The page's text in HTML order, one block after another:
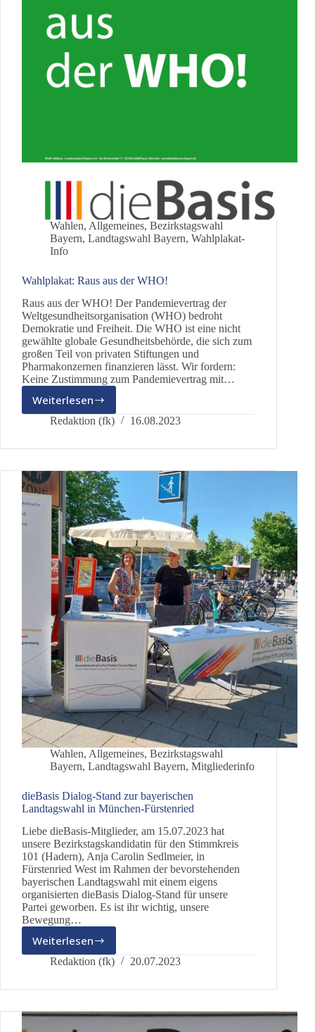
Wahlen, Allgemeines, Bezirkstagswahl
Bayern, Landtagswahl Bayern, Wahlplakat-
Info
Wahlplakat: Raus aus der WHO!
Raus aus der WHO! Der Pandemievertrag der
Weltgesundheitsorganisation (WHO) bedroht
Demokratie und Freiheit. Die WHO ist eine nicht
gewählte globale Gesundheitsbehörde, die sich zum
großen Teil von privaten Stiftungen und
Pharmakonzernen finanzieren lässt. Wir fordern:
Keine Zustimmung zum Pandemievertrag mit…
WeiterlesenWahlplakat:
Raus
der
Redaktion (fk) 16.08.2023
Wahlen, Allgemeines, Bezirkstagswahl
Bayern, Landtagswahl Bayern, Mitgliederinfo
dieBasis Dialog-Stand zur bayerischen
Landtagswahl in München-Fürstenried
Liebe dieBasis-Mitglieder, am 15.07.2023 hat
unsere Bezirkstagskandidatin für den Stimmkreis
101 (Hadern), Anja Carolin Sedlmeier, in
Fürstenried West im Rahmen der bevorstehenden
bayerischen Landtagswahl mit einem eigens
organisierten dieBasis Dialog-Stand für unsere
Partei geworben. Es ist ihr wichtig, unsere
Bewegung…
Weiterlesen
dieBasis
Dialog-
zur
Landtagswahl
Redaktion (fk) 20.07.2023